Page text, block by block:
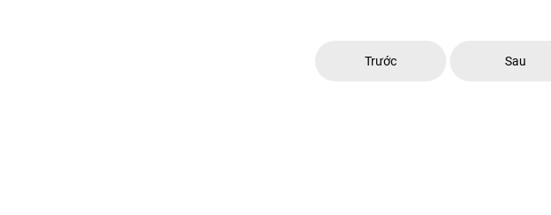
Trước Sau